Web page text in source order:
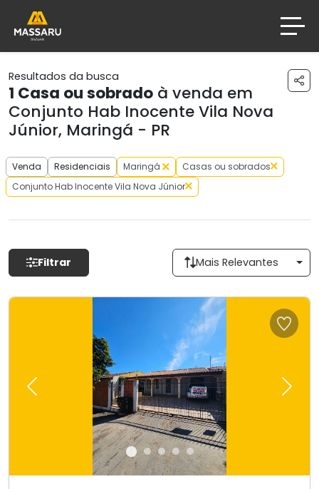
Resultados da busca
1 Casa ou sobrado à venda em
Conjunto Hab Inocente Vila Nova
Júnior, Maringá - PR
Venda Residenciais Maringá
Casas ou sobrados
Conjunto Hab Inocente Vila Nova Júnior
Filtrar Mais Relevantes
Previous Next